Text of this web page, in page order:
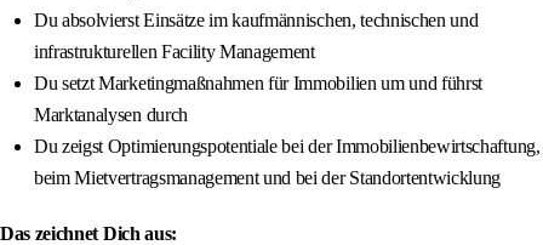
Du absolvierst Einsätze im kaufmännischen, technischen und
infrastrukturellen Facility Management
Du setzt Marketingmaßnahmen für Immobilien um und führst
Marktanalysen durch
Du zeigst Optimierungspotentiale bei der Immobilienbewirtschaftung,
beim Mietvertragsmanagement und bei der Standortentwicklung
Das zeichnet Dich aus: